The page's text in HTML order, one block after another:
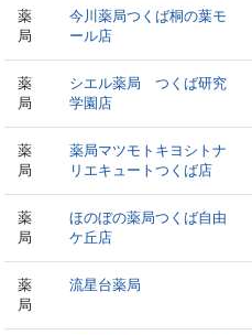
薬
局
今川薬局つくば桐の葉モ
ール店
薬
局
シエル薬局 つくば研究
学園店
薬
局
薬局マツモトキヨシトナ
リエキュートつくば店
薬
局
ほのぼの薬局つくば自由
ケ丘店
薬
局
流星台薬局